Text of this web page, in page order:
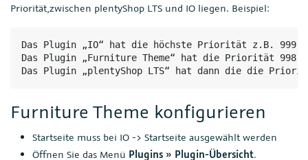
Priorität,zwischen plentyShop LTS und IO liegen. Beispiel:
Das Plugin „IO“ hat die höchste Priorität z.B. 999
Das Plugin „Furniture Theme“ hat die Priorität 998
Das Plugin „plentyShop LTS“ hat dann die die
Furniture Theme konfigurieren
Startseite muss bei IO -> Startseite ausgewählt werden
Öffnen Sie das Menü Plugins » Plugin-Übersicht.